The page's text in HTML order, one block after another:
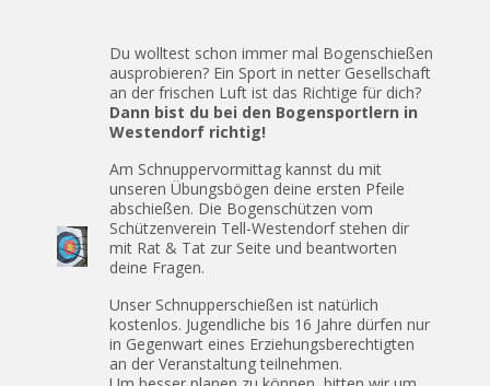
Du wolltest schon immer mal Bogenschießen
ausprobieren? Ein Sport in netter Gesellschaft
an der frischen Luft ist das Richtige für dich?
Dann bist du bei den Bogensportlern in
Westendorf richtig!
Am Schnuppervormittag kannst du mit
unseren Übungsbögen deine ersten Pfeile
abschießen. Die Bogenschützen vom
Schützenverein Tell-Westendorf stehen dir
mit Rat & Tat zur Seite und beantworten
deine Fragen.
Unser Schnupperschießen ist natürlich
kostenlos. Jugendliche bis 16 Jahre dürfen nur
in Gegenwart eines Erziehungsberechtigten
an der Veranstaltung teilnehmen.